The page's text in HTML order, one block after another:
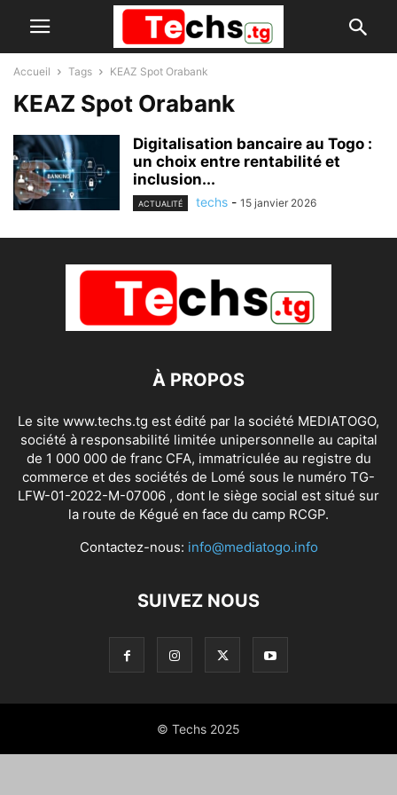
Accueil Tags KEAZ Spot Orabank
KEAZ Spot Orabank
Digitalisation bancaire au Togo :
un choix entre rentabilité et
inclusion...
ACTUALITÉ techs - 15 janvier 2026
À PROPOS
Le site www.techs.tg est édité par la société MEDIATOGO,
société à responsabilité limitée unipersonnelle au capital
de 1 000 000 de franc CFA, immatriculée au registre du
commerce et des sociétés de Lomé sous le numéro TG-
LFW-01-2022-M-07006 , dont le siège social est situé sur
la route de Kégué en face du camp RCGP.
Contactez-nous: info@mediatogo.info
SUIVEZ NOUS
© Techs 2025